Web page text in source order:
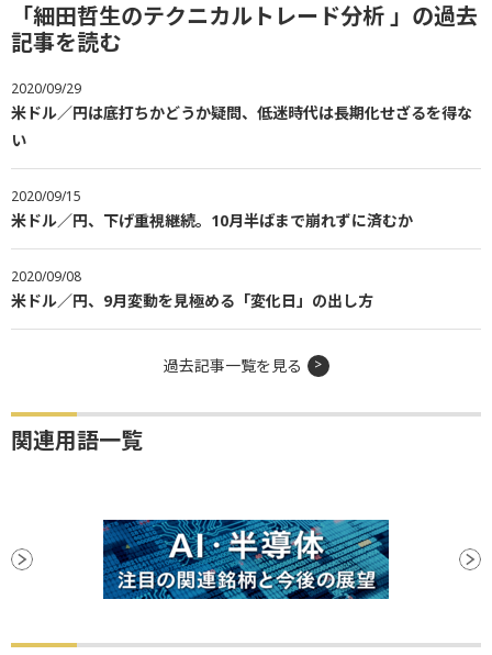
「細田哲生のテクニカルトレード分析 」の過去
記事を読む
2020/09/29
米ドル／円は底打ちかどうか疑問、低迷時代は長期化せざるを得な
い
2020/09/15
米ドル／円、下げ重視継続。10月半ばまで崩れずに済むか
2020/09/08
米ドル／円、9月変動を見極める「変化日」の出し方
過去記事一覧を見る
関連用語一覧